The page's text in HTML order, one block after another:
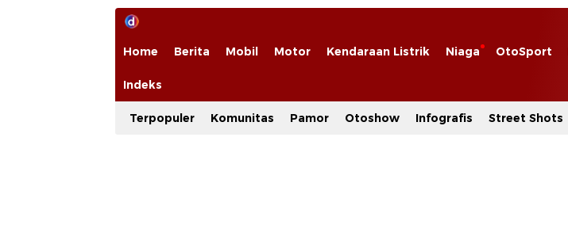
Home Berita Mobil Motor Kendaraan Listrik Niaga OtoSport
Indeks
Terpopuler Komunitas Pamor Otoshow Infografis Street Shots